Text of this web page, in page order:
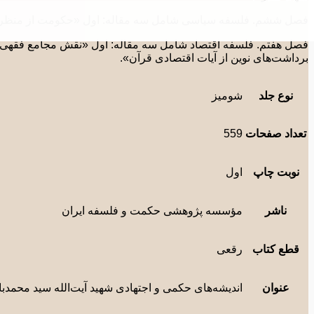
فصل ششم. فلسفه سیاسی شامل سه مقاله: اول «حکومت از منظر
فصل هفتم. فلسفه اقتصاد شامل سه مقاله: اول «نقش مجامع فقهی
برداشت‌های نوین از آیات اقتصادی قرآن».
نوع جلد شومیز
تعداد صفحات 559
نوبت چاپ اول
ناشر مؤسسه پژوهشی حکمت و فلسفه ایران
قطع کتاب رقعی
عنوان اندیشه‌های حکمی و اجتهادی شهید آیت‌الله سید